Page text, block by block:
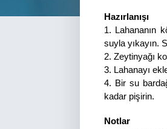
Hazırlanışı
1. Lahananın
suyla yıkayın.
2. Zeytinyağı
3. Lahanayı
4. Bir su
kadar pişirin.
Notlar